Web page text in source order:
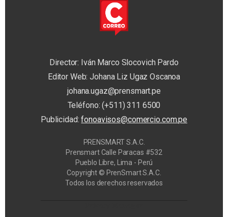
Director: Iván Marco Slocovich Pardo
Editor Web: Johana Liz Ugaz Oscanoa
johana.ugaz@prensmart.pe
Teléfono: (+511) 311 6500
Publicidad:fonoavisos@comercio.com.pe
PRENSMART S.A.C.
Prensmart Calle Paracas #532
Pueblo Libre, Lima - Perú
Copyright © PrenSmart S.A.C.
Todos los derechos reservados